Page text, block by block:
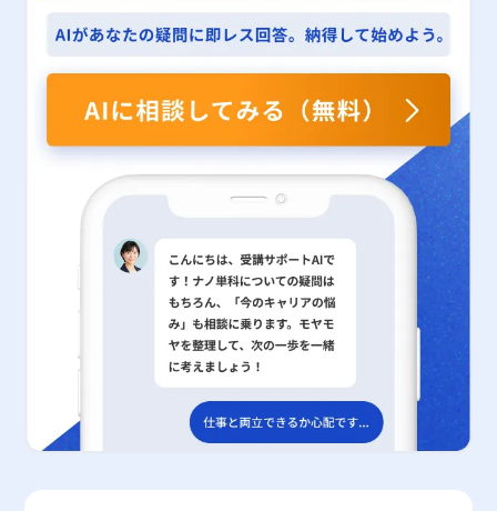
2025年という現代のグローバル経済環境下においては、技術革新
や市場の急激な変動が投資判断に大きな影響を与えるため、ハード
ルレートの算出やその活用においては最新の情報を適時取り入れ、
企業独自のリスク管理体制とのバランスを図ることが重要となりま
の概念とその算出過程、さらにその実務上の意味を正確に理解する
ことが、自身のキャリア形成や将来的な経営判断において極めて有
益であると考えられます。また、企業の資金調達環境や市場リスク
の変動に応じた柔軟な投資判断を行うためにも、ハードルレートを
含めた複数の評価指標を総合的に活用する姿勢が求められます。最
終的には、これらの知識と分析力が、長期的な成長と持続可能な企
業経営の実現に寄与するものと確信しています。今後も、経済環境
および市場動向の変化を適切に把握し、投資判断の高度化を図るた
めの基礎知識として、ハードルレートの理解を深めていただければ
いて、如何にして投資案件のリスクと収益性を評価すべきかという
視点が明確となりました。資本コストWACCおよびリスクプレミア
ムを正確に算出し、適切なハードルレートを設定することは、投資
の成功に不可欠な要素です。また、IRRやNPVといった他の評価指
標との併用により、より多角的な判断が可能となるため、各企業お
は、単なる節税以上に将来の資産形成に寄与するため、早期からの
加入と計画的な運用が推奨される。節税対策は、単なる税負担の軽
減だけでなく、健全な資金計画と経営戦略の一環として捉えること
が重要である。 税制や控除制度は、毎年の改正や社会情勢の変化
に応じて変更されるため、常に最新の情報を把握し、専門家の助言
を仰ぎながら適切な対策を講じる必要がある。また、証憑の整備、
記帳の正確性、さらには各種手続きの期限遵守など、基本的な事務
管理の徹底が、節税対策を成功に導く鍵となる。これらの取り組み
は、短期的な節税効果だけでなく、長期的な経済的安定や資産形成
に直結するため、20代という若い時期からの意識改革が求められ
る。最終的には、自身のライフプランに合わせた最適な節税策を構
築し、現状の手取り収入の確保と将来の資産構築の両面から、健全
な財務体質の確立を目指すことが肝要である。 以上の内容を踏ま
え、今後も継続的に自身の税務戦略を見直し、必要に応じて専門家
との連携を強化することで、より効果的な節税対策を講じることが
できる。これにより、日々の業務におけるパフォーマンス向上のみ
ならず、将来的な資産形成にも大きく寄与する結果が期待される。
経済情勢や税制度の変化を敏感に捉え、柔軟かつ戦略的に対応する
ことが、現代のビジネスマンにとって不可欠な要素である。
つかの注意点があります。まず、各指標は業種や企業の規模、時期
のは危険です。 各指標の数値は、過去の実績との比較や同業他社
との比較を行い、時間軸に沿った推移を確認することが重要です。
急激な変動や悪化傾向が見られる場合、その原因を詳細に解析し、
内部の経営改善策が講じられているのか、外部環境の影響によるも
のなのかを判断する必要があります。 また、安全性の数値が一見
高水準であっても、流動性の確保が短期的に不十分であるケース
や、過大な固定資産への投資が長期的な資金負担につながるリスク
も考慮しなければなりません。さらに、最新の会計基準や税制改正
の動向にも注意を払い、指標に反映させるべき要素が抜け落ちてい
ないか、慎重な検証が求められます。 最後に、経営者自身がこれ
らの指標を用いて内部管理を徹底するとともに、外部の専門家やコ
ンサルタントと協力して、客観的な視点から企業の財務状態を評価
することが不可欠です。 まとめ 企業の安全性分析は、決算書に基
づく財務指標を通じて、経営の安定性や資金繰りの状況を客観的に
把握するための強力なツールです。株主資本比率、流動比率、当座
比率、固定比率、インスタント・カバレッジ・レシオという5つの
指標は、それぞれ異なる角度から企業の財務状況を照らし出し、経
要な指標であり、特に厳しい経済環境下においては、事業の持続可
能性を測る上で欠かせない要素となります。 計算式「（売上高 －
損益分岐点売上高）÷ 売上高 × 100（％）」より算出される安全
余裕率は、売上減少リスクを数値化し、企業がどの範囲までの売上
低下に耐え得るかを示しています。 また、安全余裕率と損益分岐
点比率との関係性（安全余裕率＋損益分岐点比率=100％）を把握
することにより、売上の内訳や費用構造の改善ポイントが明確にな
り、経営戦略の策定においても有効なエビデンスを提供するものと
なります。 経営者や財務担当者は、安全余裕率が示す数値をもと
に、固定費の見直し、変動費のコストダウン、さらには売上拡大策
の導入といった具体的な戦略を検討することが求められます。 特
に、当記事で触れた各項目については、実際の経営実務においても
頻繁に議論されるテーマであり、若手ビジネスマンにとっては、こ
れらの指標を理解し、実践に落とし込むことが今後のキャリアにお
いて大きなアドバンテージとなるでしょう。 総じて、安全余裕率
は経営判断のための一つの重要なツールであり、その数値だけでな
く、背後にある費用構造や市場環境を総合的に理解することが、健
全な経営体制の構築に直結すると言えます。 経営環境が変化する
現代においては、従来の固定概念にとらわれず、数字の裏に潜むリ